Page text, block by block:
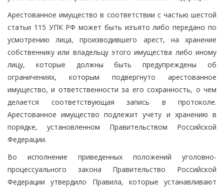
Арестованное имущество в соответствии с частью шестой
статьи 115 УПК РФ может быть изъято либо передано по
усмотрению лица, производившего арест, на хранение
собственнику или владельцу этого имущества либо иному
лицу, которые должны быть предупреждены об
ограничениях, которым подвергнуто арестованное
имущество, и ответственности за его сохранность, о чем
делается соответствующая запись в протоколе.
Арестованное имущество подлежит учету и хранению в
порядке, установленном Правительством Российской
Федерации.
Во исполнение приведенных положений уголовно-
процессуального закона Правительство Российской
Федерации утвердило Правила, которые устанавливают